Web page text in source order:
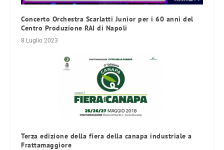
Concerto Orchestra Scarlatti Junior per i 60 anni del
Centro Produzione RAI di Napoli
8 Luglio 2023
Terza edizione della fiera della canapa industriale a
Frattamaggiore